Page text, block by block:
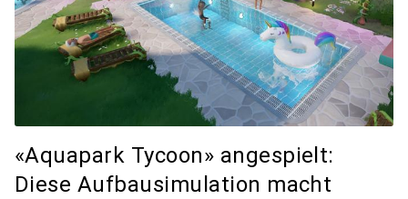
«Aquapark Tycoon» angespielt:
Diese Aufbausimulation macht